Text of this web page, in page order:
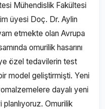
Mühendislik Fakültesi
üyesi Doç. Dr. Aylin
etmekte olan Avrupa
omurilik hasarını
özel tedavilerin test
model geliştirmişti. Yeni
dayalı yeni
planlıyoruz. Omurilik